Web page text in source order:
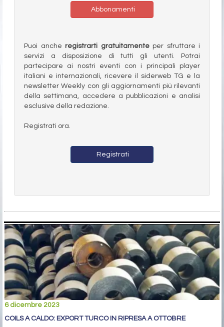
Abbonamenti
Puoi anche registrarti gratuitamenteper sfruttare i
servizi a disposizione di tutti gli utenti. Potrai
partecipare ai nostri eventi con i principali player
italiani e internazionali, ricevere il siderweb TG e la
newsletter Weekly con gli aggiornamenti più rilevanti
della settimana, accedere a pubblicazioni e analisi
esclusive della redazione.
Registrati ora.
Registrati
6 dicembre 2023
COILS A CALDO: EXPORT TURCO IN RIPRESA A OTTOBRE